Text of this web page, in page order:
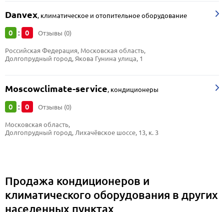
Danvex, климатическое и отопительное оборудование
0 : 0 Отзывы (0)
Российская Федерация, Московская область,
Долгопрудный город, Якова Гунина улица, 1
Moscowсlimate-service, кондиционеры
0 : 0 Отзывы (0)
Московская область,
Долгопрудный город, Лихачёвское шоссе, 13, к. 3
Продажа кондиционеров и
климатического оборудования в других
населенных пунктах